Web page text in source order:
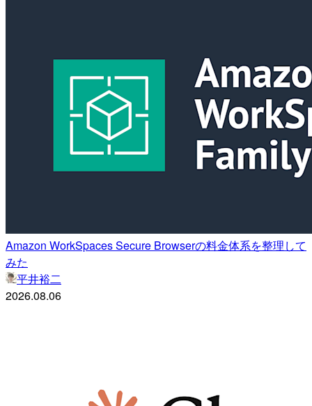
Amazon WorkSpaces Secure Browserの料金体系を整理して
みた
平井裕二
2026.08.06